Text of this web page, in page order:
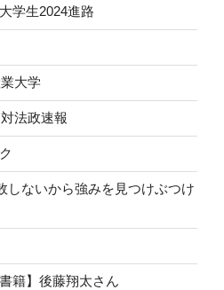
学生2024進路
大学
法政速報
しないから強みを見つけぶつけ
籍】後藤翔太さん